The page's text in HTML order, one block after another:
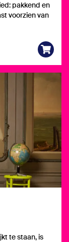
pakkend en
voorzien van
te staan, is